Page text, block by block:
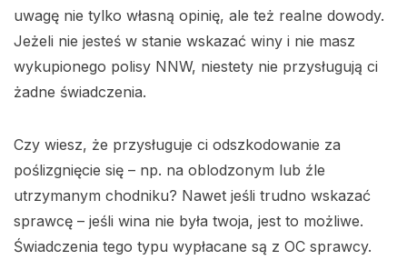
uwagę nie tylko własną opinię, ale też realne dowody.
Jeżeli nie jesteś w stanie wskazać winy i nie masz
wykupionego polisy NNW, niestety nie przysługują ci
żadne świadczenia.
Czy wiesz, że przysługuje ci odszkodowanie za
poślizgnięcie się – np. na oblodzonym lub źle
utrzymanym chodniku? Nawet jeśli trudno wskazać
sprawcę – jeśli wina nie była twoja, jest to możliwe.
Świadczenia tego typu wypłacane są z OC sprawcy.